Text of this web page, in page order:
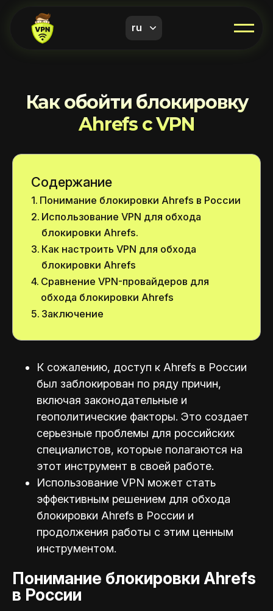
ru
Как обойти блокировку
Ahrefs с VPN
Содержание
Понимание блокировки Ahrefs в России
Использование VPN для обхода
блокировки Ahrefs.
Как настроить VPN для обхода
блокировки Ahrefs
Сравнение VPN-провайдеров для
обхода блокировки Ahrefs
Заключение
К сожалению, доступ к Ahrefs в России
был заблокирован по ряду причин,
включая законодательные и
геополитические факторы. Это создает
серьезные проблемы для российских
специалистов, которые полагаются на
этот инструмент в своей работе.
Использование VPN может стать
эффективным решением для обхода
блокировки Ahrefs в России и
продолжения работы с этим ценным
инструментом.
Понимание блокировки Ahrefs
в России